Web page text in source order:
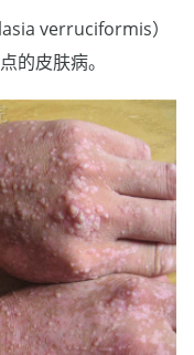
verruciformis）
的皮肤病。